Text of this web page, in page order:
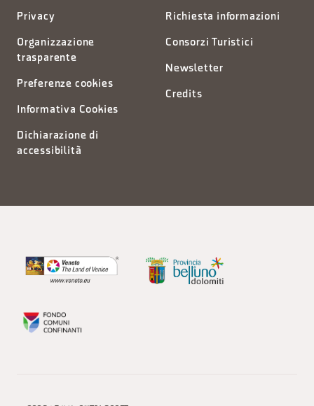
Privacy
Organizzazione
trasparente
Preferenze cookies
Informativa Cookies
Dichiarazione di
accessibilità
Richiesta informazioni
Consorzi Turistici
Newsletter
Credits